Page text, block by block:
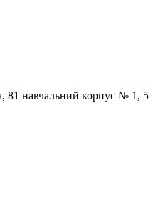
81 навчальний корпус № 1, 5